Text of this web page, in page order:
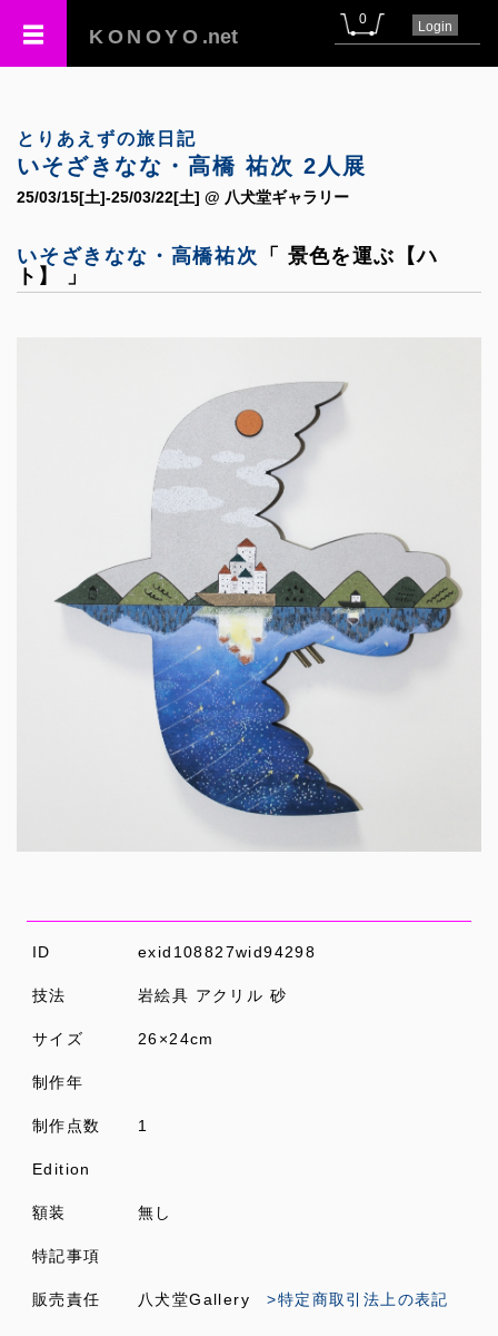
KONOYO .net
0 Login
とりあえずの旅日記
いそざきなな・高橋 祐次 2人展
25/03/15[土]-25/03/22[土] @ 八犬堂ギャラリー
いそざきなな・高橋祐次
「 景色を運ぶ【ハ
ト】 」
ID exid108827wid94298
技法 岩絵具 アクリル 砂
サイズ 26×24cm
制作年
制作点数 1
Edition
額装 無し
特記事項
販売責任 八犬堂Gallery>特定商取引法上の表記